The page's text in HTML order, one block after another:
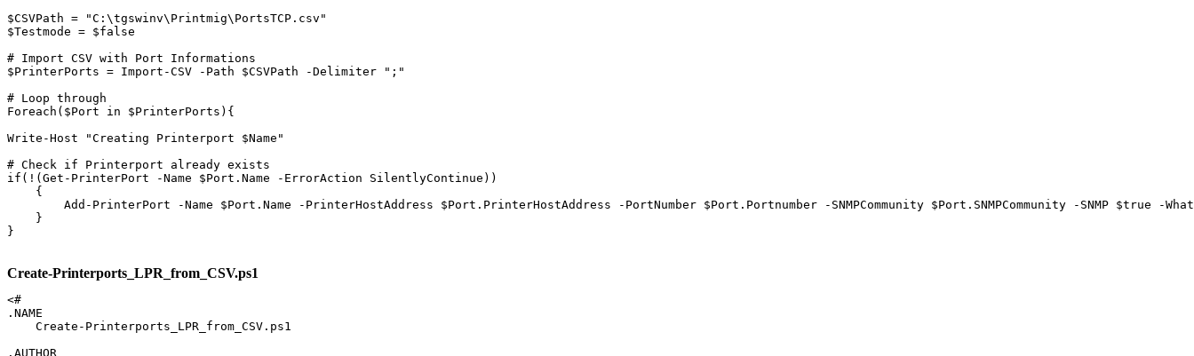
$CSVPath = "C:\tgswinv\Printmig\PortsTCP.csv"
$Testmode = $false
# Import CSV with Port Informations
$PrinterPorts = Import-CSV -Path $CSVPath -Delimiter ";"
# Loop through
Foreach($Port in $PrinterPorts){
Write-Host "Creating Printerport $Name"
# Check if Printerport already exists
if(!(Get-PrinterPort -Name $Port.Name -ErrorAction SilentlyContinue))
    {
Add-PrinterPort -Name $Port.Name -PrinterHostAddress $Port.PrinterHostAddress -PortNumber $Port.Portnumber -SNMPCommunity $Port.SNMPCommunity -SNMP $true -
    }
}
Create-Printerports_LPR_from_CSV.ps1
<#
.NAME
    Create-Printerports_LPR_from_CSV.ps1
.AUTHOR